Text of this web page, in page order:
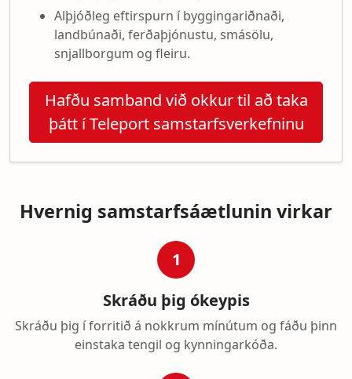
Alþjóðleg eftirspurn í byggingariðnaði,
landbúnaði, ferðaþjónustu, smásölu,
snjallborgum og fleiru.
Hafðu samband við okkur til að taka
þátt í Teleport samstarfsverkefninu
Hvernig samstarfsáætlunin virkar
1
Skráðu þig ókeypis
Skráðu þig í forritið á nokkrum mínútum og fáðu þinn
einstaka tengil og kynningarkóða.